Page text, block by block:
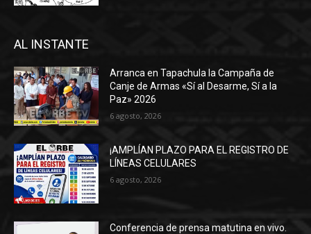
AL INSTANTE
Arranca en Tapachula la Campaña de
Canje de Armas «Sí al Desarme, Sí a la
Paz» 2026
6 agosto, 2026
¡AMPLÍAN PLAZO PARA EL REGISTRO DE
LÍNEAS CELULARES
6 agosto, 2026
Conferencia de prensa matutina en vivo.